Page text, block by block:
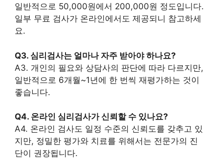
일반적으로 50,000원에서 200,000원 정도입니다.
일부 무료 검사가 온라인에서도 제공되니 참고하세
요.
Q3. 심리검사는 얼마나 자주 받아야 하나요?
A3. 개인의 필요와 상담사의 판단에 따라 다르지만,
일반적으로 6개월~1년에 한 번씩 재평가하는 것이
좋습니다.
Q4. 온라인 심리검사가 신뢰할 수 있나요?
A4. 온라인 검사도 일정 수준의 신뢰도를 갖추고 있
지만, 정밀한 평가와 치료를 위해서는 전문가의 진
단이 권장됩니다.